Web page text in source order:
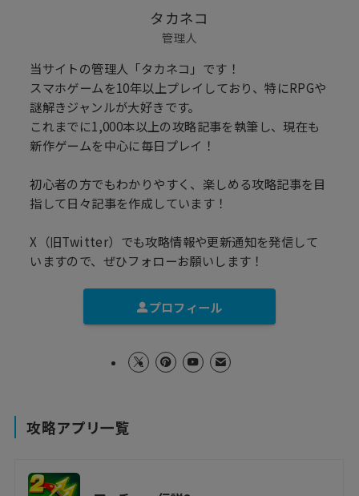
タカネコ
管理人
当サイトの管理人「タカネコ」です！
スマホゲームを10年以上プレイしており、特にRPGや
謎解きジャンルが大好きです。
これまでに1,000本以上の攻略記事を執筆し、現在も
新作ゲームを中心に毎日プレイ！
初心者の方でもわかりやすく、楽しめる攻略記事を目
指して日々記事を作成しています！
X（旧Twitter）でも攻略情報や更新通知を発信して
いますので、ぜひフォローお願いします！
プロフィール
攻略アプリ一覧